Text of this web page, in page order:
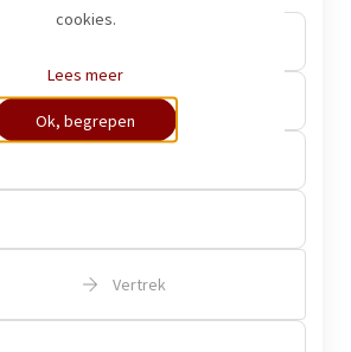
Vertrek
cookies.
Lees meer
Ok, begrepen